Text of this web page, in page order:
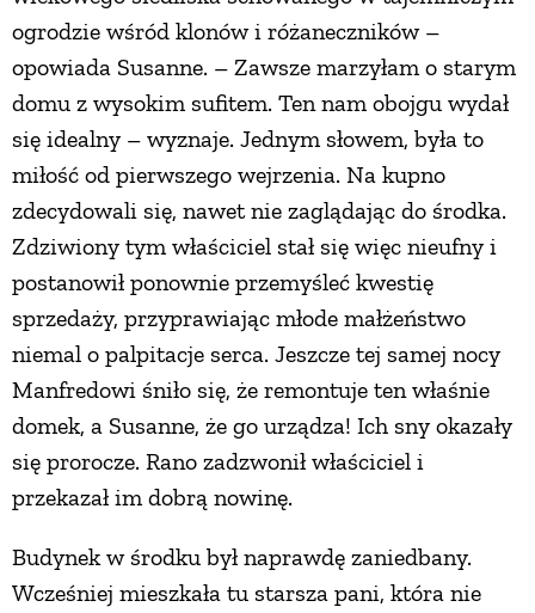
ogrodzie wśród klonów i różaneczników –
opowiada Susanne. – Zawsze marzyłam o starym
domu z wysokim sufitem. Ten nam obojgu wydał
się idealny – wyznaje. Jednym słowem, była to
miłość od pierwszego wejrzenia. Na kupno
zdecydowali się, nawet nie zaglądając do środka.
Zdziwiony tym właściciel stał się więc nieufny i
postanowił ponownie przemyśleć kwestię
sprzedaży, przyprawiając młode małżeństwo
niemal o palpitacje serca. Jeszcze tej samej nocy
Manfredowi śniło się, że remontuje ten właśnie
domek, a Susanne, że go urządza! Ich sny okazały
się prorocze. Rano zadzwonił właściciel i
przekazał im dobrą nowinę.
Budynek w środku był naprawdę zaniedbany.
Wcześniej mieszkała tu starsza pani, która nie
INNE